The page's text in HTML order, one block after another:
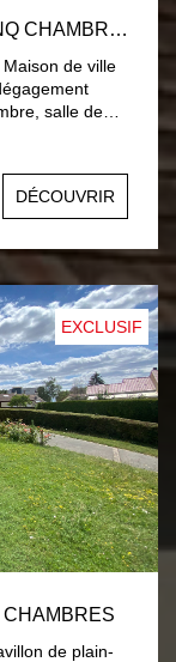
LA FERTE BERNARD, MAISON CINQ CHAMBRES
salle de
gaz de ville.
DÉCOUVRIR
EXCLUSIF
CHAMBRES
de plain-